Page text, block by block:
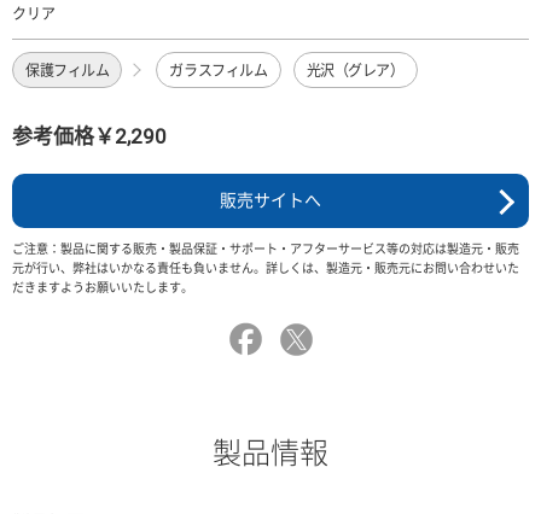
クリア
保護フィルム ガラスフィルム 光沢（グレア）
参考価格￥2,290
販売サイトへ
ご注意：製品に関する販売・製品保証・サポート・アフターサービス等の対応は製造元・販売
元が行い、弊社はいかなる責任も負いません。詳しくは、製造元・販売元にお問い合わせいた
だきますようお願いいたします。
製品情報